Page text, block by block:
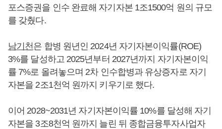
포스증권을 인수 완료해 자기자본 1조1500억 원의 규모
를 갖췄다.
남기천은 합병 원년인 2024년 자기자본이익률(ROE)
3%를 달성하고 2025년부터 2027년까지 자기자본이익
률 7%로 올려놓으며 2차 인수합병과 유상증자로 자기
자본을 2조1천억 원까지 키우기로 했다.
이어 2028~2031년 자기자본이익률 10%를 달성해 자기
자본을 3조8천억 원까지 늘린 뒤 종합금융투자사업자